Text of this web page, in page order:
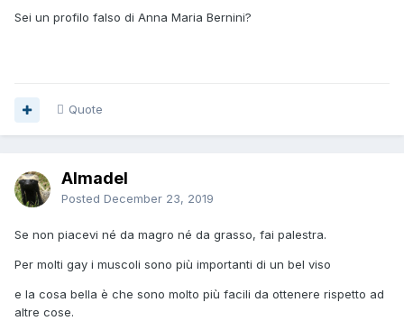
Sei un profilo falso di Anna Maria Bernini?
Quote
Almadel
Posted December 23, 2019
Se non piacevi né da magro né da grasso, fai palestra.
Per molti gay i muscoli sono più importanti di un bel viso
e la cosa bella è che sono molto più facili da ottenere rispetto ad
altre cose.